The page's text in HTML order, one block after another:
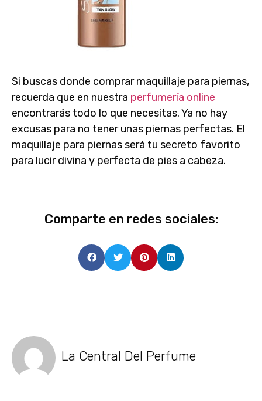
Si buscas donde comprar maquillaje para piernas,
recuerda que en nuestra perfumería online
encontrarás todo lo que necesitas. Ya no hay
excusas para no tener unas piernas perfectas. El
maquillaje para piernasserá tu secreto favorito
para lucir divina y perfecta de pies a cabeza.
Comparte en redes sociales:
La Central Del Perfume